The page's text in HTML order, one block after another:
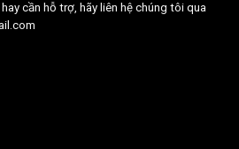
cần hỗ trợ, hãy liên hệ chúng tôi qua